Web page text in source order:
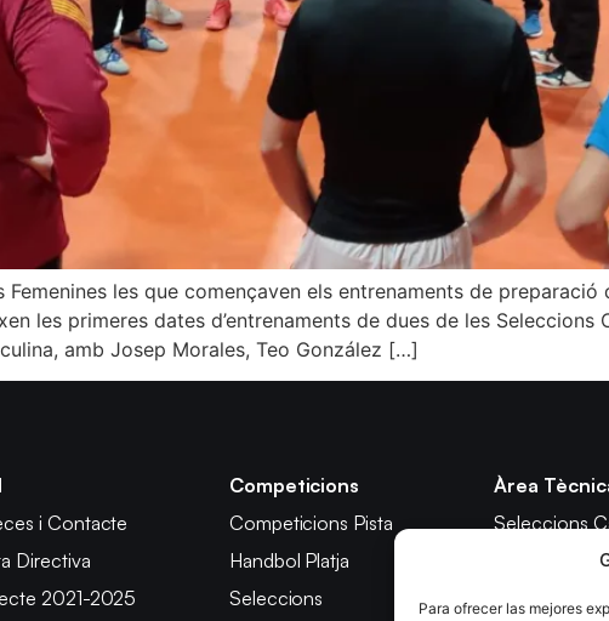
Para ofrecer las mejores
les que començaven els entrenaments de preparació
les primeres dates d’entrenaments de dues de les Seleccions
amb Josep Morales, Teo González […]
i Contacte
Directiva
2021-2025
Competicions
Competicions Pista
Handbol Platja
Seleccions
Àrea
Seleccions
Seleccions
Tecnificació